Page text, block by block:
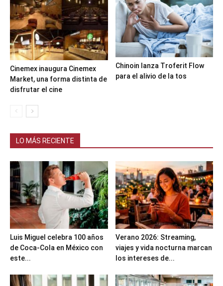
Cinemex inaugura Cinemex
Market, una forma distinta de
disfrutar el cine
Chinoin lanza Troferit Flow
para el alivio de la tos
LO MÁS RECIENTE
Luis Miguel celebra 100 años
de Coca-Cola en México con
este...
Verano 2026: Streaming,
viajes y vida nocturna marcan
los intereses de...